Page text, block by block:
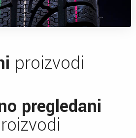
proizvodi
pregledani